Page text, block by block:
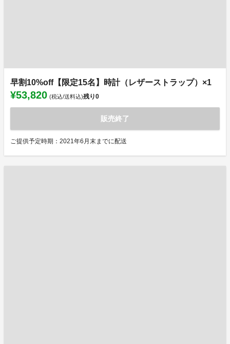
早割10%off【限定15名】時計（レザーストラップ）×1
¥53,820 (税込/送料込)残り0
販売終了
ご提供予定時期：2021年6月末までに配送